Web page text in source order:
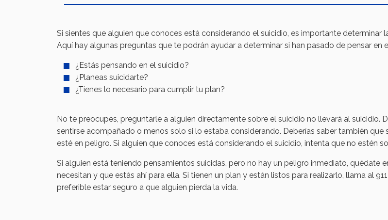
Si sientes que alguien que conoces está considerando el suicidio, es importante determinar
Aquí hay algunas preguntas que te podrán ayudar a determinar si han pasado de pensar en
¿Estás pensando en el suicidio?
¿Planeas suicidarte?
¿Tienes lo necesario para cumplir tu plan?
No te preocupes, preguntarle a alguien directamente sobre el suicidio no llevará al suicidio.
sentirse acompañado o menos solo si lo estaba considerando. Deberías saber también
esté en peligro. Si alguien que conoces está considerando el suicidio, intenta que no estén
Si alguien está teniendo pensamientos suicidas, pero no hay un peligro inmediato, quédate
necesitan y que estás ahí para ella. Si tienen un plan y están listos para realizarlo, llama al
preferible estar seguro a que alguien pierda la vida.